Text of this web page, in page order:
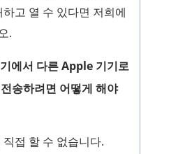
고 열 수 있다면 저희에
.
에서 다른 Apple 기기로
송하려면 어떻게 해야
접 할 수 없습니다.